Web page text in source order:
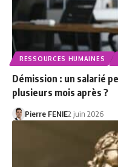
RESSOURCES HUMAINES
Démission : un salarié
plusieurs mois après ?
Pierre FENIE2 juin 2026